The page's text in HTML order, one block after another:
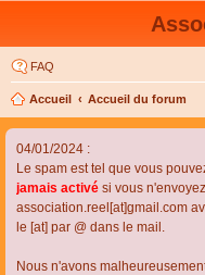
FAQ
Accueil Accueil du forum
04/01/2024 :
Le spam est tel que vous
jamais activé si vous
association.reel[at]gmail.com
le [at] par @ dans le mail.
Nous n'avons